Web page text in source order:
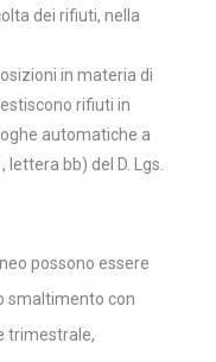
dei rifiuti, nella
in materia di
rifiuti in
automatiche a
bb) del D. Lgs.
possono essere
smaltimento con
trimestrale,